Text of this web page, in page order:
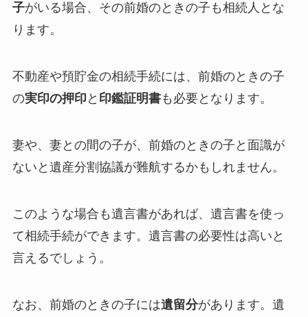
子がいる場合、その前婚のときの子も相続人とな
ります。
不動産や預貯金の相続手続には、前婚のときの子
の実印の押印 と 印鑑証明書も必要となります。
妻や、妻との間の子が、前婚のときの子と面識が
ないと遺産分割協議が難航するかもしれません。
このような場合も遺言書があれば、遺言書を使っ
て相続手続ができます。遺言書の必要性は高いと
言えるでしょう。
なお、前婚のときの子には遺留分があります。遺